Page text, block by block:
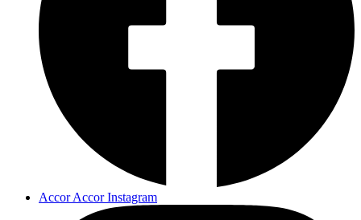
Accor Accor Instagram